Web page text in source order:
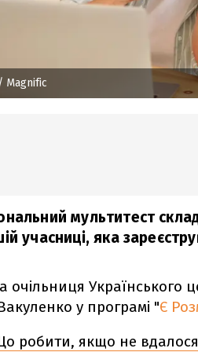
/ Magnific
мультитест
учасниці, яка
очільниця Українського
у програмі "Є
робити, якщо не